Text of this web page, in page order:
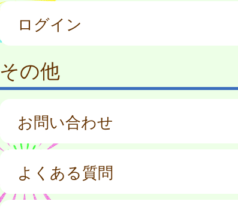
ログイン
その他
お問い合わせ
よくある質問